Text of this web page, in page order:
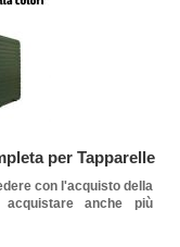
per Tapparelle
con l'acquisto della
anche più